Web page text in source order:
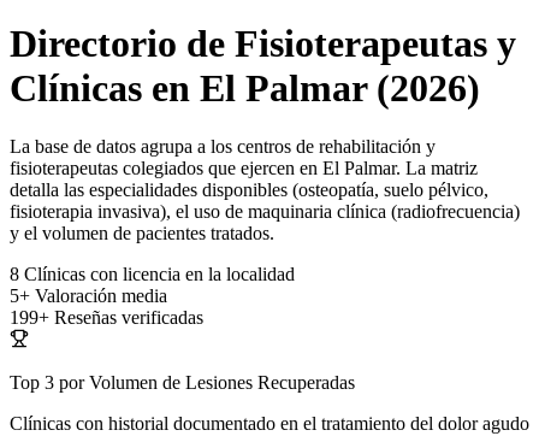
Directorio de Fisioterapeutas y
Clínicas en El Palmar (2026)
La base de datos agrupa a los centros de rehabilitación y
fisioterapeutas colegiados que ejercen en El Palmar. La matriz
detalla las especialidades disponibles (osteopatía, suelo pélvico,
fisioterapia invasiva), el uso de maquinaria clínica (radiofrecuencia)
y el volumen de pacientes tratados.
8 Clínicas con licencia en la localidad
5+ Valoración media
199+ Reseñas verificadas
Top 3 por Volumen de Lesiones Recuperadas
Clínicas con historial documentado en el tratamiento del dolor agudo